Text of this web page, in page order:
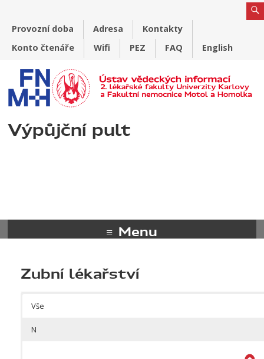
Provozní doba Adresa
Kontakty
Konto čtenáře
Wifi PEZ FAQ English
Výpůjční pult
Menu
Zubní lékařství
Vše
N